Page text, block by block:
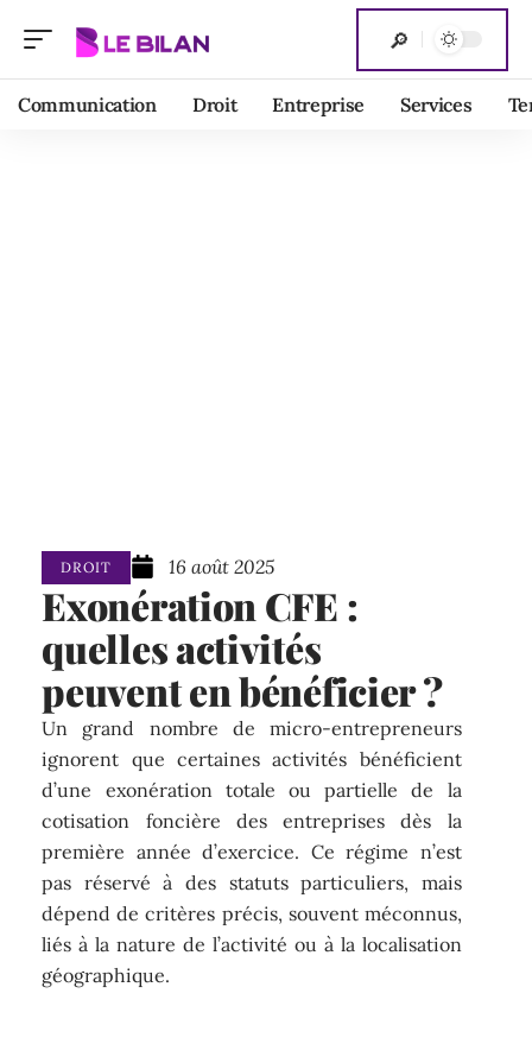
Communication Droit Entreprise Services
DROIT 16 août 2025
Exonération CFE :
quelles activités
peuvent en bénéficier ?
Un grand nombre de micro-entrepreneurs
ignorent que certaines activités bénéficient
d’une exonération totale ou partielle de la
cotisation foncière des entreprises dès la
première année d’exercice. Ce régime n’est
pas réservé à des statuts particuliers, mais
dépend de critères précis, souvent méconnus,
liés à la nature de l’activité ou à la localisation
géographique.